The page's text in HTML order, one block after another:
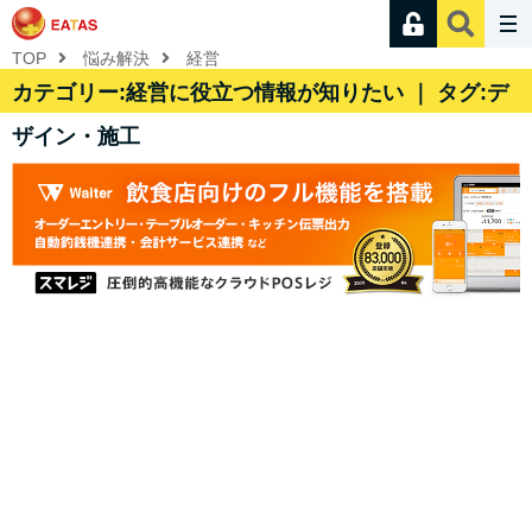
TOP 悩み解決 経営
カテゴリー:経営に役立つ情報が知りたい ｜ タグ:デ
ザイン・施工